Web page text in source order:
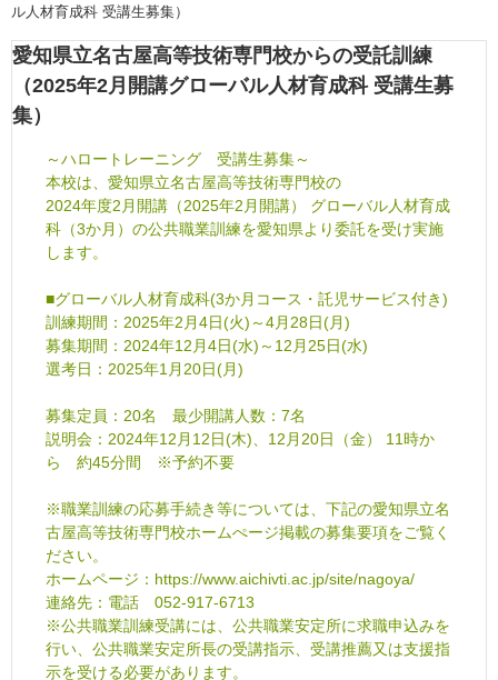
ル人材育成科 受講生募集）
愛知県立名古屋高等技術専門校からの受託訓練
（2025年2月開講グローバル人材育成科 受講生募
集）
～ハロートレーニング 受講生募集～
本校は、愛知県立名古屋高等技術専門校の
2024年度2月開講（2025年2月開講） グローバル人材育成
科（3か月）の公共職業訓練を愛知県より委託を受け実施
します。
■グローバル人材育成科(3か月コース・託児サービス付き)
訓練期間：2025年2月4日(火)～4月28日(月)
募集期間：2024年12月4日(水)～12月25日(水)
選考日：2025年1月20日(月)
募集定員：20名 最少開講人数：7名
説明会：2024年12月12日(木)、12月20日（金） 11時か
ら 約45分間 ※予約不要
※職業訓練の応募手続き等については、下記の愛知県立名
古屋高等技術専門校ホームぺージ掲載の募集要項をご覧く
ださい。
ホームページ：https://www.aichivti.ac.jp/site/nagoya/
連絡先：電話 052-917-6713
※公共職業訓練受講には、公共職業安定所に求職申込みを
行い、公共職業安定所長の受講指示、受講推薦又は支援指
示を受ける必要があります。